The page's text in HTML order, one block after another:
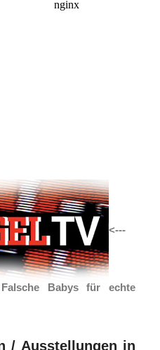
<---
Babys für echte
/ Ausstellungen in